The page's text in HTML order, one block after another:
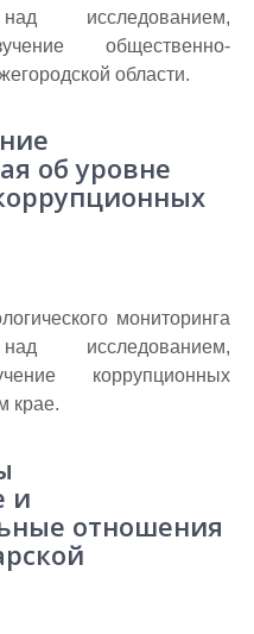
исследованием,
общественно-
области.
об уровне
мониторинга
исследованием,
коррупционных
крае.
и
отношения